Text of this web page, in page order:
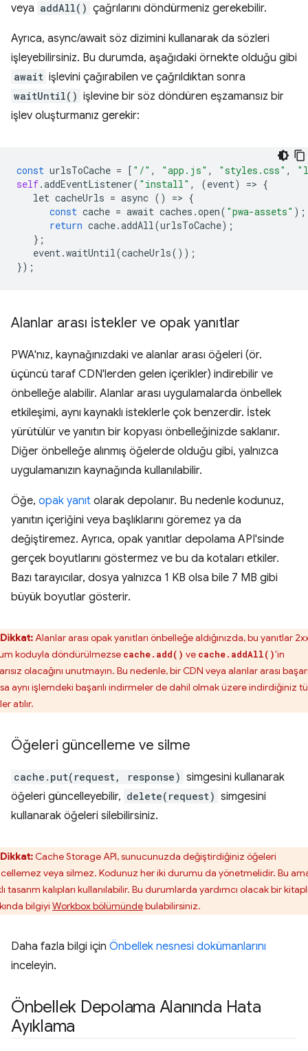
veya addAll() çağrılarını döndürmeniz gerekebilir.
Ayrıca, async/await söz dizimini kullanarak da sözleri
işleyebilirsiniz. Bu durumda, aşağıdaki örnekte olduğu gibi
await işlevini çağırabilen ve çağrıldıktan sonra
waitUntil() işlevine bir söz döndüren eşzamansız bir
işlev oluşturmanız gerekir:
const urlsToCache = [ "/" , "app.js" , "styles.css" ,
self.addEventListener( "install" , (event) => {
let cacheUrls = async () => {
const cache = await caches .open( "pwa-assets" );
return cache.addAll(urlsToCache);
};
event.waitUntil(cacheUrls());
});
Alanlar arası istekler ve opak yanıtlar
PWA'nız, kaynağınızdaki ve alanlar arası öğeleri (ör.
üçüncü taraf CDN'lerden gelen içerikler) indirebilir ve
önbelleğe alabilir. Alanlar arası uygulamalarda önbellek
etkileşimi, aynı kaynaklı isteklerle çok benzerdir. İstek
yürütülür ve yanıtın bir kopyası önbelleğinizde saklanır.
Diğer önbelleğe alınmış öğelerde olduğu gibi, yalnızca
uygulamanızın kaynağında kullanılabilir.
Öğe, opak yanıt olarak depolanır. Bu nedenle kodunuz,
yanıtın içeriğini veya başlıklarını göremez ya da
değiştiremez. Ayrıca, opak yanıtlar depolama API'sinde
gerçek boyutlarını göstermez ve bu da kotaları etkiler.
Bazı tarayıcılar, dosya yalnızca 1 KB olsa bile 7 MB gibi
büyük boyutlar gösterir.
Dikkat:Alanlar arası opak yanıtları önbelleğe aldığınızda, bu yanıtlar
koduyla döndürülmezse cache.add() ve cache.addAll()'in
olacağını unutmayın. Bu nedenle, bir CDN veya alanlar arası
aynı işlemdeki başarılı indirmeler de dahil olmak üzere indirdiğiniz
atılır.
Öğeleri güncelleme ve silme
cache.put(request, response) simgesini kullanarak
öğeleri güncelleyebilir, delete(request) simgesini
kullanarak öğeleri silebilirsiniz.
Dikkat:Cache Storage API, sunucunuzda değiştirdiğiniz öğeleri
veya silmez. Kodunuz her iki durumu da yönetmelidir. Bu
tasarım kalıpları kullanılabilir. Bu durumlarda yardımcı olacak bir
bilgiyi Workbox bölümündebulabilirsiniz.
Daha fazla bilgi için Önbellek nesnesi dokümanlarını
inceleyin.
Önbellek Depolama Alanında Hata
Ayıklama